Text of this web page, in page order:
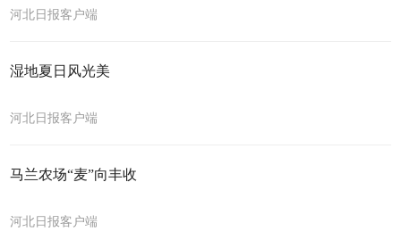
河北日报客户端
湿地夏日风光美
河北日报客户端
马兰农场“麦”向丰收
河北日报客户端